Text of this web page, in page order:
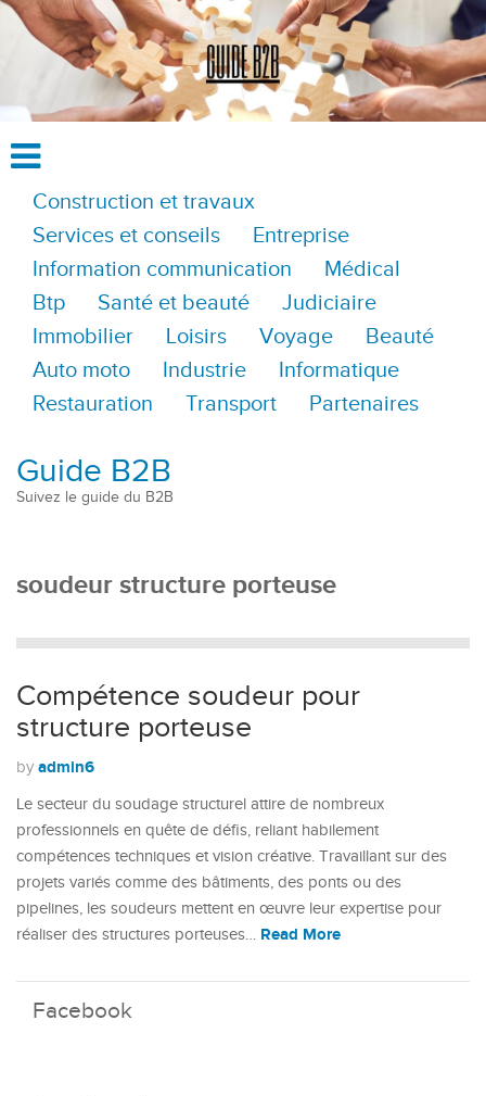
Construction et travaux
Services et conseils
Entreprise
Information communication
Médical
Btp
Santé et beauté
Judiciaire
Immobilier
Loisirs Voyage
Beauté
Auto moto
Industrie
Informatique
Restauration
Transport Partenaires
Guide B2B
Suivez le guide du B2B
soudeur structure porteuse
Compétence soudeur pour
structure porteuse
by admin6
Le secteur du soudage structurel attire de nombreux
professionnels en quête de défis, reliant habilement
compétences techniques et vision créative. Travaillant sur des
projets variés comme des bâtiments, des ponts ou des
pipelines, les soudeurs mettent en œuvre leur expertise pour
réaliser des structures porteuses… Read More
Facebook